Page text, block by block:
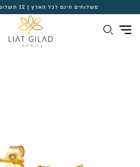
משלוחים חינם לכל הארץ | 12 תשלומים ללא ריבית